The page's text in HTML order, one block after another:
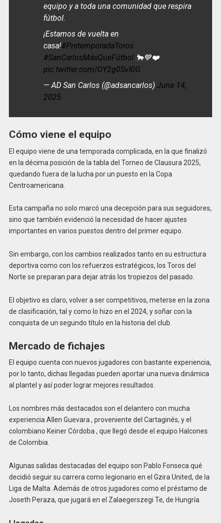
equipo y a toda una comunidad que respira
fútbol.
¡Estamos de vuelta en
casa!#PretemporadaToros
#SanCarlosMásQueFútbol🐂💙❤️
pic.twitter.com/OY2g0SvI0G
— AD San Carlos (@adsancarlos) June 14,
2025
Cómo viene el equipo
El equipo viene de una temporada complicada, en la que finalizó
en la décima posición de la tabla del Torneo de Clausura 2025,
quedando fuera de la lucha por un puesto en la Copa
Centroamericana.
Esta campaña no solo marcó una decepción para sus seguidores,
sino que también evidenció la necesidad de hacer ajustes
importantes en varios puestos dentro del primer equipo.
Sin embargo, con los cambios realizados tanto en su estructura
deportiva como con los refuerzos estratégicos, los Toros del
Norte se preparan para dejar atrás los tropiezos del pasado.
El objetivo es claro, volver a ser competitivos, meterse en la zona
de clasificación, tal y como lo hizo en el 2024, y soñar con la
conquista de un segundo título en la historia del club.
Mercado de fichajes
El equipo cuenta con nuevos jugadores con bastante experiencia,
por lo tanto, dichas llegadas pueden aportar una nueva dinámica
al plantel y así poder lograr mejores resultados.
Los nombres más destacados son el delantero con mucha
experiencia Allen Guevara , proveniente del Cartaginés, y el
colombiano Keiner Córdoba , que llegó desde el equipo Halcones
de Colombia.
Algunas salidas destacadas del equipo son Pablo Fonseca qué
decidió seguir su carrera como legionario en el Gzira United, de la
Liga de Malta. Además de otros jugadores como el préstamo de
Joseth Peraza, que jugará en el Zalaegerszegi Te, de Hungría.